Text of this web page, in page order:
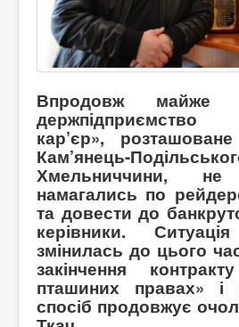
Впродовж майже
держпідприємство
кар’єр»,
Кам’янець-
Хмельниччини,
намагались по
та довести до
керівники.
змінилась до цього
закінчення
пташиних правах» і
спосіб продовжує